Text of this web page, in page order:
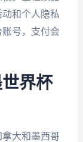
和个人隐私
号，支付会
界杯
大和墨西哥